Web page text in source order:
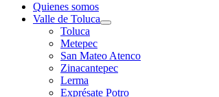
Quienes somos
Valle de Toluca
Toluca
Metepec
San Mateo Atenco
Zinacantepec
Lerma
Exprésate Potro